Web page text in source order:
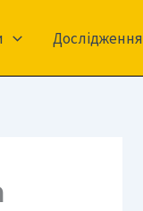
Дослідження